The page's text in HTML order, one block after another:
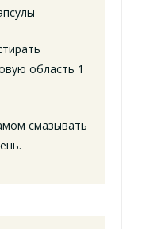
область 1
смазывать